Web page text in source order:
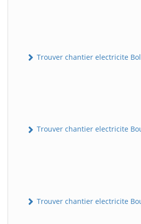
Trouver chantier electricite
Trouver chantier electricite
Trouver chantier electricite